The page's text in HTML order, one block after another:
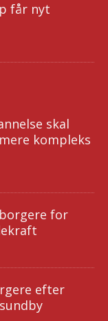
får nyt
skal
kompleks
for
efter